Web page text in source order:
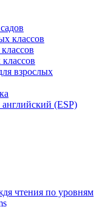
классов
взрослых
(ESP)
чтения по уровням